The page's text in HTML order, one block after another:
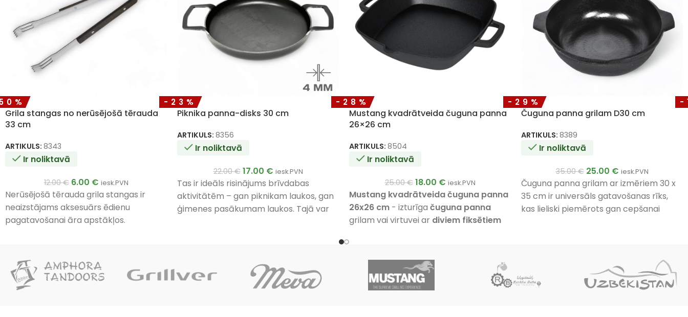
Grila stangas no nerūsējošā tērauda
33 cm
ARTIKULS: 8343
Ir noliktavā
12.00€ 6.00 € iesk.PVN
Nerūsējošā tērauda grila stangas ir
neaizstājams aksesuārs ēdienu
pagatavošanai āra apstākļos.
-23%
Piknika panna-disks 30 cm
ARTIKULS: 8356
Ir noliktavā
22.00€ 17.00 € iesk.PVN
Tas ir ideāls risinājums brīvdabas
aktivitātēm – gan piknikam laukos, gan
ģimenes pasākumam laukos. Tajā var
-28%
Mustang kvadrātveida čuguna panna
26×26 cm
ARTIKULS: 8504
Ir noliktavā
25.00€ 18.00 € iesk.PVN
Mustang kvadrātveida čuguna panna
26x26 cm - izturīga čuguna panna
grilam vai virtuvei ar diviem fiksētiem
kvadrātveida forma ar 26 x 26 cm
gatavošanas virsmu.
-29%
Čuguna panna grilam D30 cm
ARTIKULS: 8389
Ir noliktavā
35.00€ 25.00 € iesk.PVN
Čuguna panna grilam ar izmēriem 30 x
35 cm ir universāls gatavošanas rīks,
kas lieliski piemērots gan cepšanai
-